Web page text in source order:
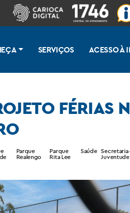
SERVIÇOS ACESSO À
FÉRIAS
Parque
Realengo
Parque
Rita Lee
Saúde Secretaria
Juventude